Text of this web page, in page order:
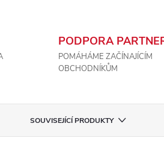
PODPORA
POMÁHÁME ZAČÍNAJÍCÍM
OBCHODNÍKŮM
SOUVISEJÍCÍ PRODUKTY